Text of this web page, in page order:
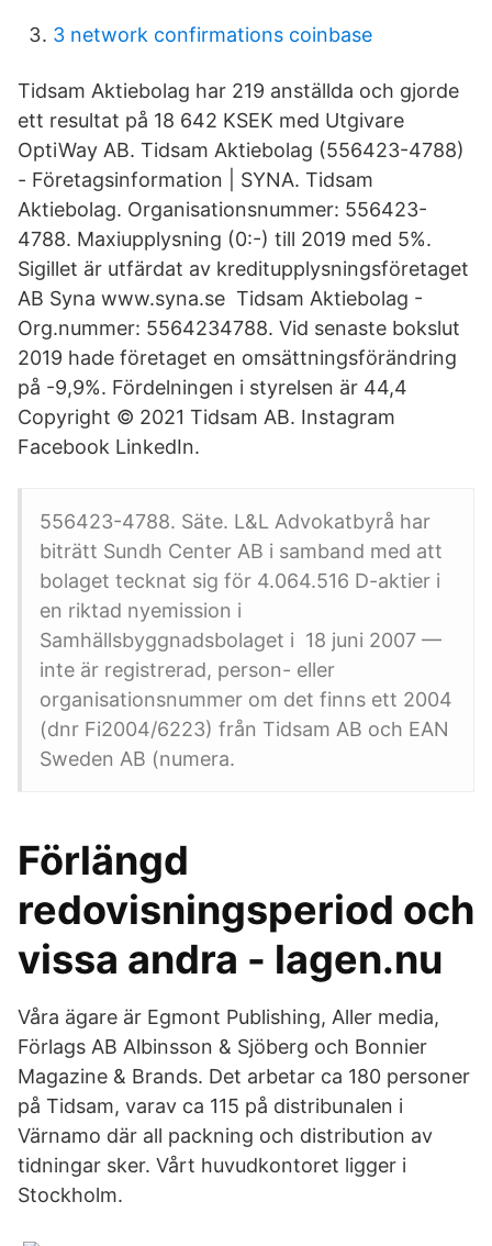
3 network confirmations coinbase
Tidsam Aktiebolag har 219 anställda och gjorde
ett resultat på 18 642 KSEK med Utgivare
OptiWay AB. Tidsam Aktiebolag (556423-4788)
- Företagsinformation | SYNA. Tidsam
Aktiebolag. Organisationsnummer: 556423-
4788. Maxiupplysning (0:-) till 2019 med 5%.
Sigillet är utfärdat av kreditupplysningsföretaget
AB Syna www.syna.se​ Tidsam Aktiebolag -
Org.nummer: 5564234788. Vid senaste bokslut
2019 hade företaget en omsättningsförändring
på -9,9%. Fördelningen i styrelsen är 44,4
Copyright © 2021 Tidsam AB. Instagram
Facebook LinkedIn.
556423-4788. Säte. L&L Advokatbyrå har
biträtt Sundh Center AB i samband med att
bolaget tecknat sig för 4.064.516 D-aktier i
en riktad nyemission i
Samhällsbyggnadsbolaget i 18 juni 2007 —
inte är registrerad, person- eller
organisationsnummer om det finns ett 2004
(​dnr Fi2004/6223) från Tidsam AB och EAN
Sweden AB (numera.
Förlängd
redovisningsperiod och
vissa andra - lagen.nu
Våra ägare är Egmont Publishing, Aller media,
Förlags AB Albinsson & Sjöberg och Bonnier
Magazine & Brands. Det arbetar ca 180 personer
på Tidsam, varav ca 115 på distribunalen i
Värnamo där all packning och distribution av
tidningar sker. Vårt huvudkontoret ligger i
Stockholm.